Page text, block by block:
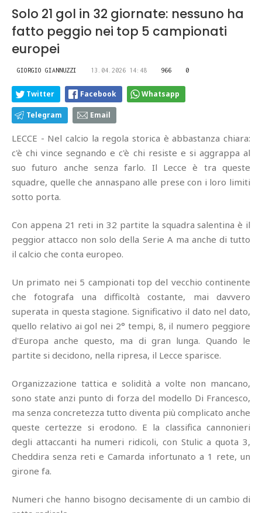
Solo 21 gol in 32 giornate: nessuno ha
fatto peggio nei top 5 campionati
europei
GIORGIO GIANNUZZI 13.04.2026 14:48 966 0
Twitter Facebook Whatsapp
Telegram Email
LECCE - Nel calcio la regola storica è abbastanza chiara:
c'è chi vince segnando e c'è chi resiste e si aggrappa al
suo futuro anche senza farlo. Il Lecce è tra queste
squadre, quelle che annaspano alle prese con i loro limiti
sotto porta.
Con appena 21 reti in 32 partite la squadra salentina è il
peggior attacco non solo della Serie A ma anche di tutto
il calcio che conta europeo.
Un primato nei 5 campionati top del vecchio continente
che fotografa una difficoltà costante, mai davvero
superata in questa stagione. Significativo il dato nel dato,
quello relativo ai gol nei 2° tempi, 8, il numero peggiore
d'Europa anche questo, ma di gran lunga. Quando le
partite si decidono, nella ripresa, il Lecce sparisce.
Organizzazione tattica e solidità a volte non mancano,
sono state anzi punto di forza del modello Di Francesco,
ma senza concretezza tutto diventa più complicato anche
queste certezze si erodono. E la classifica cannonieri
degli attaccanti ha numeri ridicoli, con Stulic a quota 3,
Cheddira senza reti e Camarda infortunato a 1 rete, un
girone fa.
Numeri che hanno bisogno decisamente di un cambio di